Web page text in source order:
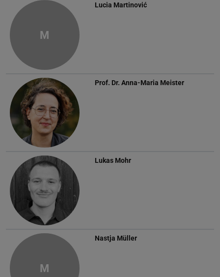
M
Lucia Martinović
Prof. Dr. Anna-Maria Meister
Lukas Mohr
M
Nastja Müller